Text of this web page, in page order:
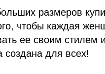
размеров
чтобы каждая
ее своим
для всех!